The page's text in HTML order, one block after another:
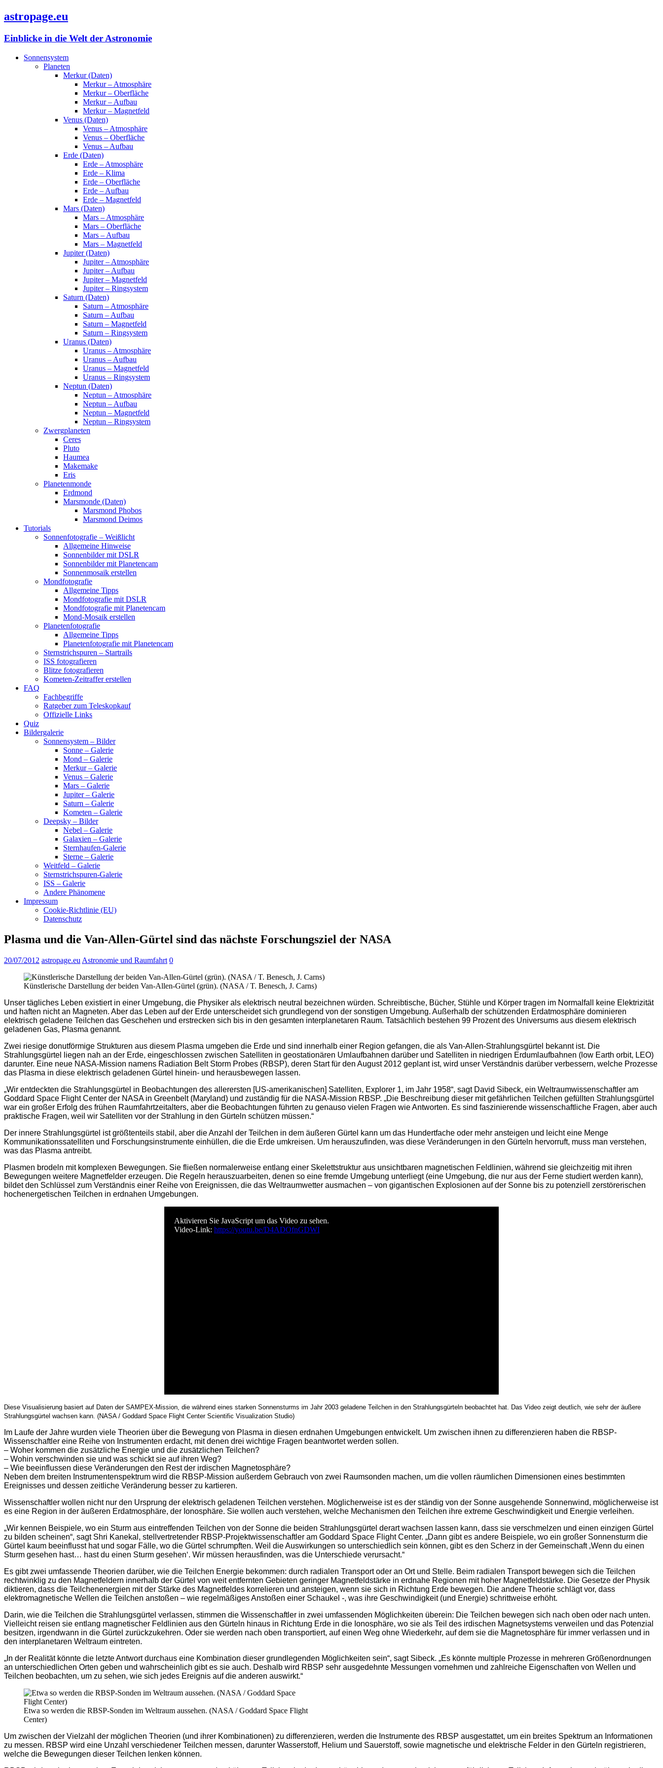
astropage.eu
Einblicke in die Welt der Astronomie
Sonnensystem
Planeten
Merkur (Daten)
Merkur – Atmosphäre
Merkur – Oberfläche
Merkur – Aufbau
Merkur – Magnetfeld
Venus (Daten)
Venus – Atmosphäre
Venus – Oberfläche
Venus – Aufbau
Erde (Daten)
Erde – Atmosphäre
Erde – Klima
Erde – Oberfläche
Erde – Aufbau
Erde – Magnetfeld
Mars (Daten)
Mars – Atmosphäre
Mars – Oberfläche
Mars – Aufbau
Mars – Magnetfeld
Jupiter (Daten)
Jupiter – Atmosphäre
Jupiter – Aufbau
Jupiter – Magnetfeld
Jupiter – Ringsystem
Saturn (Daten)
Saturn – Atmosphäre
Saturn – Aufbau
Saturn – Magnetfeld
Saturn – Ringsystem
Uranus (Daten)
Uranus – Atmosphäre
Uranus – Aufbau
Uranus – Magnetfeld
Uranus – Ringsystem
Neptun (Daten)
Neptun – Atmosphäre
Neptun – Aufbau
Neptun – Magnetfeld
Neptun – Ringsystem
Zwergplaneten
Ceres
Pluto
Haumea
Makemake
Eris
Planetenmonde
Erdmond
Marsmonde (Daten)
Marsmond Phobos
Marsmond Deimos
Tutorials
Sonnenfotografie – Weißlicht
Allgemeine Hinweise
Sonnenbilder mit DSLR
Sonnenbilder mit Planetencam
Sonnenmosaik erstellen
Mondfotografie
Allgemeine Tipps
Mondfotografie mit DSLR
Mondfotografie mit Planetencam
Mond-Mosaik erstellen
Planetenfotografie
Allgemeine Tipps
Planetenfotografie mit Planetencam
Sternstrichspuren – Startrails
ISS fotografieren
Blitze fotografieren
Kometen-Zeitraffer erstellen
FAQ
Fachbegriffe
Ratgeber zum Teleskopkauf
Offizielle Links
Quiz
Bildergalerie
Sonnensystem – Bilder
Sonne – Galerie
Mond – Galerie
Merkur – Galerie
Venus – Galerie
Mars – Galerie
Jupiter – Galerie
Saturn – Galerie
Kometen – Galerie
Deepsky – Bilder
Nebel – Galerie
Galaxien – Galerie
Sternhaufen-Galerie
Sterne – Galerie
Weitfeld – Galerie
Sternstrichspuren-Galerie
ISS – Galerie
Andere Phänomene
Impressum
Cookie-Richtlinie (EU)
Datenschutz
Plasma und die Van-Allen-Gürtel sind das nächste Forschungsziel der NASA
20/07/2012 astropage.eu Astronomie und Raumfahrt 0
Künstlerische Darstellung der beiden Van-Allen-Gürtel (grün). (NASA / T. Benesch, J. Carns)
Unser tägliches Leben existiert in einer Umgebung, die Physiker als elektrisch neutral bezeichnen würden. Schreibtische, Bücher, Stühle und Körper tragen im Normalfall keine Elektrizität
und haften nicht an Magneten. Aber das Leben auf der Erde unterscheidet sich grundlegend von der sonstigen Umgebung. Außerhalb der schützenden Erdatmosphäre dominieren
elektrisch geladene Teilchen das Geschehen und erstrecken sich bis in den gesamten interplanetaren Raum. Tatsächlich bestehen 99 Prozent des Universums aus diesem elektrisch
geladenen Gas, Plasma genannt.
Zwei riesige donutförmige Strukturen aus diesem Plasma umgeben die Erde und sind innerhalb einer Region gefangen, die als Van-Allen-Strahlungsgürtel bekannt ist. Die
Strahlungsgürtel liegen nah an der Erde, eingeschlossen zwischen Satelliten in geostationären Umlaufbahnen darüber und Satelliten in niedrigen Erdumlaufbahnen (low Earth orbit, LEO)
darunter. Eine neue NASA-Mission namens Radiation Belt Storm Probes (RBSP), deren Start für den August 2012 geplant ist, wird unser Verständnis darüber verbessern, welche Prozesse
das Plasma in diese elektrisch geladenen Gürtel hinein- und herausbewegen lassen.
„Wir entdeckten die Strahlungsgürtel in Beobachtungen des allerersten [US-amerikanischen] Satelliten, Explorer 1, im Jahr 1958“, sagt David Sibeck, ein Weltraumwissenschaftler am
Goddard Space Flight Center der NASA in Greenbelt (Maryland) und zuständig für die NASA-Mission RBSP. „Die Beschreibung dieser mit gefährlichen Teilchen gefüllten Strahlungsgürtel
war ein großer Erfolg des frühen Raumfahrtzeitalters, aber die Beobachtungen führten zu genauso vielen Fragen wie Antworten. Es sind faszinierende wissenschaftliche Fragen, aber auch
praktische Fragen, weil wir Satelliten vor der Strahlung in den Gürteln schützen müssen.“
Der innere Strahlungsgürtel ist größtenteils stabil, aber die Anzahl der Teilchen in dem äußeren Gürtel kann um das Hundertfache oder mehr ansteigen und leicht eine Menge
Kommunikationssatelliten und Forschungsinstrumente einhüllen, die die Erde umkreisen. Um herauszufinden, was diese Veränderungen in den Gürteln hervorruft, muss man verstehen,
was das Plasma antreibt.
Plasmen brodeln mit komplexen Bewegungen. Sie fließen normalerweise entlang einer Skelettstruktur aus unsichtbaren magnetischen Feldlinien, während sie gleichzeitig mit ihren
Bewegungen weitere Magnetfelder erzeugen. Die Regeln herauszuarbeiten, denen so eine fremde Umgebung unterliegt (eine Umgebung, die nur aus der Ferne studiert werden kann),
bildet den Schlüssel zum Verständnis einer Reihe von Ereignissen, die das Weltraumwetter ausmachen – von gigantischen Explosionen auf der Sonne bis zu potenziell zerstörerischen
hochenergetischen Teilchen in erdnahen Umgebungen.
Aktivieren Sie JavaScript um das Video zu sehen.
Video-Link: https://youtu.be/D4ADOfnGDWI
Diese Visualisierung basiert auf Daten der SAMPEX-Mission, die während eines starken Sonnensturms im Jahr 2003 geladene Teilchen in den Strahlungsgürteln beobachtet hat. Das Video zeigt deutlich, wie sehr der äußere
Strahlungsgürtel wachsen kann. (NASA / Goddard Space Flight Center Scientific Visualization Studio)
Im Laufe der Jahre wurden viele Theorien über die Bewegung von Plasma in diesen erdnahen Umgebungen entwickelt. Um zwischen ihnen zu differenzieren haben die RBSP-
Wissenschaftler eine Reihe von Instrumenten erdacht, mit denen drei wichtige Fragen beantwortet werden sollen.
– Woher kommen die zusätzliche Energie und die zusätzlichen Teilchen?
– Wohin verschwinden sie und was schickt sie auf ihren Weg?
– Wie beeinflussen diese Veränderungen den Rest der irdischen Magnetosphäre?
Neben dem breiten Instrumentenspektrum wird die RBSP-Mission außerdem Gebrauch von zwei Raumsonden machen, um die vollen räumlichen Dimensionen eines bestimmten
Ereignisses und dessen zeitliche Veränderung besser zu kartieren.
Wissenschaftler wollen nicht nur den Ursprung der elektrisch geladenen Teilchen verstehen. Möglicherweise ist es der ständig von der Sonne ausgehende Sonnenwind, möglicherweise ist
es eine Region in der äußeren Erdatmosphäre, der Ionosphäre. Sie wollen auch verstehen, welche Mechanismen den Teilchen ihre extreme Geschwindigkeit und Energie verleihen.
„Wir kennen Beispiele, wo ein Sturm aus eintreffenden Teilchen von der Sonne die beiden Strahlungsgürtel derart wachsen lassen kann, dass sie verschmelzen und einen einzigen Gürtel
zu bilden scheinen“, sagt Shri Kanekal, stellvertretender RBSP-Projektwissenschaftler am Goddard Space Flight Center. „Dann gibt es andere Beispiele, wo ein großer Sonnensturm die
Gürtel kaum beeinflusst hat und sogar Fälle, wo die Gürtel schrumpften. Weil die Auswirkungen so unterschiedlich sein können, gibt es den Scherz in der Gemeinschaft ‚Wenn du einen
Sturm gesehen hast… hast du einen Sturm gesehen‘. Wir müssen herausfinden, was die Unterschiede verursacht.“
Es gibt zwei umfassende Theorien darüber, wie die Teilchen Energie bekommen: durch radialen Transport oder an Ort und Stelle. Beim radialen Transport bewegen sich die Teilchen
rechtwinklig zu den Magnetfeldern innerhalb der Gürtel von weit entfernten Gebieten geringer Magnetfeldstärke in erdnahe Regionen mit hoher Magnetfeldstärke. Die Gesetze der Physik
diktieren, dass die Teilchenenergien mit der Stärke des Magnetfeldes korrelieren und ansteigen, wenn sie sich in Richtung Erde bewegen. Die andere Theorie schlägt vor, dass
elektromagnetische Wellen die Teilchen anstoßen – wie regelmäßiges Anstoßen einer Schaukel -, was ihre Geschwindigkeit (und Energie) schrittweise erhöht.
Darin, wie die Teilchen die Strahlungsgürtel verlassen, stimmen die Wissenschaftler in zwei umfassenden Möglichkeiten überein: Die Teilchen bewegen sich nach oben oder nach unten.
Vielleicht reisen sie entlang magnetischer Feldlinien aus den Gürteln hinaus in Richtung Erde in die Ionosphäre, wo sie als Teil des irdischen Magnetsystems verweilen und das Potenzial
besitzen, irgendwann in die Gürtel zurückzukehren. Oder sie werden nach oben transportiert, auf einen Weg ohne Wiederkehr, auf dem sie die Magnetosphäre für immer verlassen und in
den interplanetaren Weltraum eintreten.
„In der Realität könnte die letzte Antwort durchaus eine Kombination dieser grundlegenden Möglichkeiten sein“, sagt Sibeck. „Es könnte multiple Prozesse in mehreren Größenordnungen
an unterschiedlichen Orten geben und wahrscheinlich gibt es sie auch. Deshalb wird RBSP sehr ausgedehnte Messungen vornehmen und zahlreiche Eigenschaften von Wellen und
Teilchen beobachten, um zu sehen, wie sich jedes Ereignis auf die anderen auswirkt.“
Etwa so werden die RBSP-Sonden im Weltraum aussehen. (NASA / Goddard Space Flight
Center)
Um zwischen der Vielzahl der möglichen Theorien (und ihrer Kombinationen) zu differenzieren, werden die Instrumente des RBSP ausgestattet, um ein breites Spektrum an Informationen
zu messen. RBSP wird eine Unzahl verschiedener Teilchen messen, darunter Wasserstoff, Helium und Sauerstoff, sowie magnetische und elektrische Felder in den Gürteln registrieren,
welche die Bewegungen dieser Teilchen lenken können.